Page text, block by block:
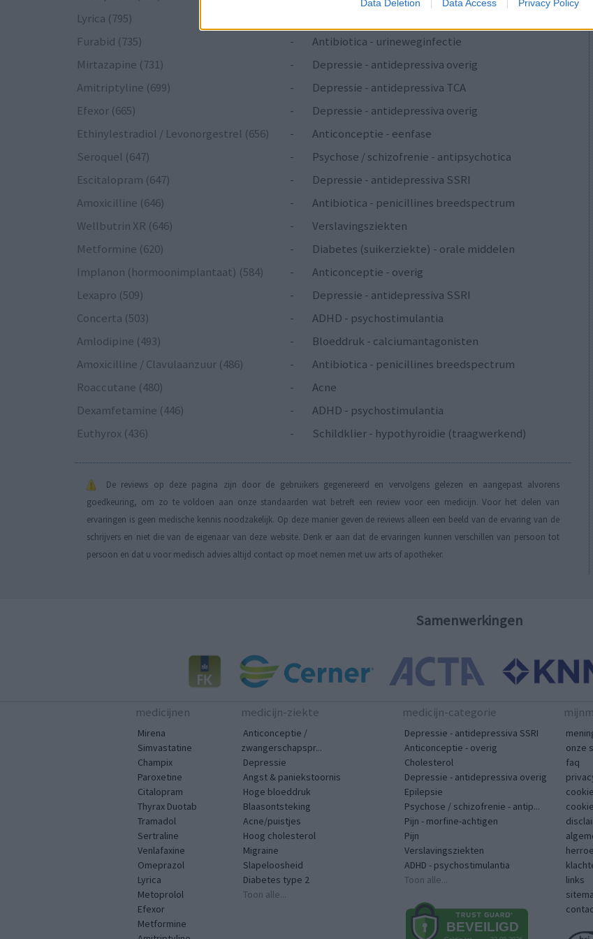
Data Deletion Data Access Privacy Policy
Lyrica (795)
Furabid (735)
-
Antibiotica - urineweginfectie
Mirtazapine (731)
-
Depressie - antidepressiva overig
Amitriptyline (699)
-
Depressie - antidepressiva TCA
Efexor (665)
-
Depressie - antidepressiva overig
Ethinylestradiol / Levonorgestrel (656)
-
Anticonceptie - eenfase
Seroquel (647)
-
Psychose / schizofrenie - antipsychotica
Escitalopram (647)
-
Depressie - antidepressiva SSRI
Amoxicilline (646)
-
Antibiotica - penicillines breedspectrum
Wellbutrin XR (646)
-
Verslavingsziekten
Metformine (620)
-
Diabetes (suikerziekte) - orale middelen
Implanon (hormoonimplantaat) (584)
-
Anticonceptie - overig
Lexapro (509)
-
Depressie - antidepressiva SSRI
Concerta (503)
-
ADHD - psychostimulantia
Amlodipine (493)
-
Bloeddruk - calciumantagonisten
Amoxicilline / Clavulaanzuur (486)
-
Antibiotica - penicillines breedspectrum
Roaccutane (480)
-
Acne
Dexamfetamine (446)
-
ADHD - psychostimulantia
Euthyrox (436)
- Schildklier - hypothyroidie (traagwerkend)
De reviews op deze pagina zijn door de gebruikers gegenereerd en vervolgens gelezen en aangepast alvorens
goedkeuring, om zo te voldoen aan onze standaarden wat betreft een review voor een medicijn. Voor het delen van
ervaringen is geen medische kennis noodzakelijk. Op deze manier geven de reviews alleen een beeld van de ervaring van de
schrijvers en niet die van de eigenaar van deze website. Denk er aan dat de ervaringen kunnen verschillen van persoon tot
persoon en dat u voor medisch advies altijd contact op moet nemen met uw arts of apotheker.
Samenwerkingen
medicijnen
Mirena
Simvastatine
Champix
Paroxetine
Citalopram
Thyrax Duotab
Tramadol
Sertraline
Venlafaxine
Omeprazol
Lyrica
Metoprolol
Efexor
Metformine
medicijn-ziekte
Anticonceptie /
zwangerschapspr...
Depressie
Angst & paniekstoornis
Hoge bloeddruk
Blaasontsteking
Acne/puistjes
Hoog cholesterol
Migraine
Slapeloosheid
Diabetes type 2
Toon alle...
medicijn-categorie
Depressie - antidepressiva SSRI
Anticonceptie - overig
Cholesterol
Depressie - antidepressiva overig
Epilepsie
Psychose / schizofrenie - antip...
Pijn - morfine-achtigen
Pijn
Verslavingsziekten
ADHD - psychostimulantia
Toon alle...
onze
faq
links